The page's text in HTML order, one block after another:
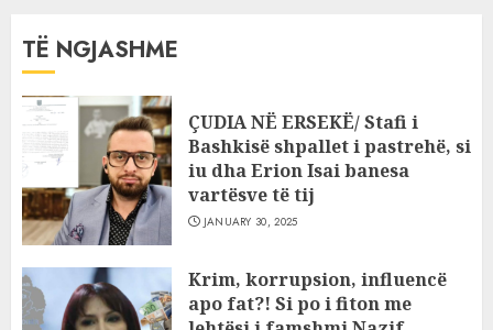
TË NGJASHME
ÇUDIA NË ERSEKË/ Stafi i
Bashkisë shpallet i pastrehë, si
iu dha Erion Isai banesa
vartësve të tij
JANUARY 30, 2025
Krim, korrupsion, influencë
apo fat?! Si po i fiton me